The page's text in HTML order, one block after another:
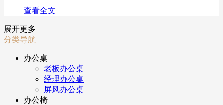
查看全文
展开更多
分类导航
办公桌
老板办公桌
经理办公桌
屏风办公桌
办公椅